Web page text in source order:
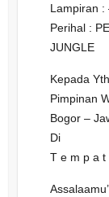
Lampiran :
Perihal :
JUNGLE
Kepada Yth.
Pimpinan
Bogor –
Di
T e m p a t